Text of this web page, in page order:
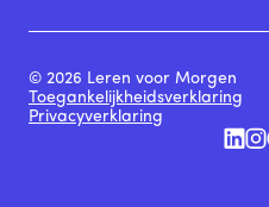
© 2026 Leren voor Morgen
Toegankelijkheidsverklaring
Privacyverklaring